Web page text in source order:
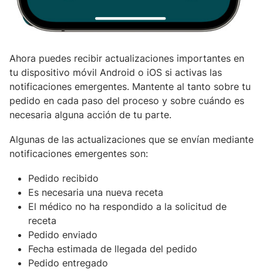
Ahora puedes recibir actualizaciones importantes en
tu dispositivo móvil Android o iOS si activas las
notificaciones emergentes. Mantente al tanto sobre tu
pedido en cada paso del proceso y sobre cuándo es
necesaria alguna acción de tu parte.
Algunas de las actualizaciones que se envían mediante
notificaciones emergentes son:
Pedido recibido
Es necesaria una nueva receta
El médico no ha respondido a la solicitud de
receta
Pedido enviado
Fecha estimada de llegada del pedido
Pedido entregado